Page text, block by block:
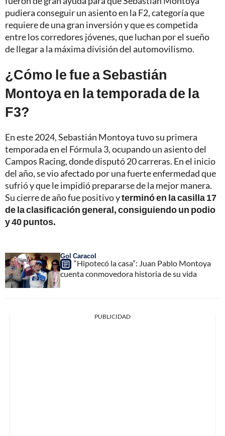
pudiera conseguir un asiento en la F2, categoría que
requiere de una gran inversión y que es competida
entre los corredores jóvenes, que luchan por el sueño
de llegar a la máxima división del automovilismo.
¿Cómo le fue a Sebastián
Montoya en la temporada de la
F3?
En este 2024, Sebastián Montoya tuvo su primera
temporada en el Fórmula 3, ocupando un asiento del
Campos Racing, donde disputó 20 carreras. En el inicio
del año, se vio afectado por una fuerte enfermedad que
sufrió y que le impidió prepararse de la mejor manera.
Su cierre de año fue positivo yterminó en la casilla 17
de la clasificación general, consiguiendo un podio
y 40 puntos.
Gol Caracol
“Hipotecó la casa”: Juan Pablo Montoya
cuenta conmovedora historia de su vida
PUBLICIDAD